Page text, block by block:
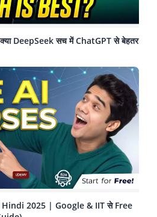
DeepSeek सच में ChatGPT से बेहतर
2025 | Google & IIT से Free